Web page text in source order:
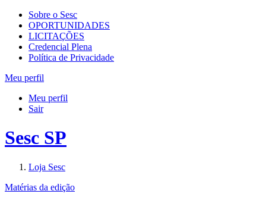
Sobre o Sesc
OPORTUNIDADES
LICITAÇÕES
Credencial Plena
Política de Privacidade
Meu perfil
Meu perfil
Sair
Sesc SP
Loja Sesc
Matérias da edição